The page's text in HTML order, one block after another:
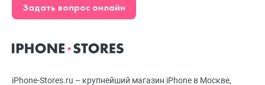
iPhone-Stores.ru – крупнейший магазин iPhone в Москве,
Задать вопрос онлайн